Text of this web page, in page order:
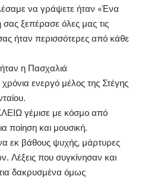
να γράψετε ήταν «Ένα
ξεπέρασε όλες μας τις
ήταν περισσότερες από κάθε
η Πασχαλιά
ενεργό μέλος της Στέγης
γέμισε με κόσμο από
ποίηση και μουσική.
εκ βάθους ψυχής, μάρτυρες
Λέξεις που συγκίνησαν και
δακρυσμένα όμως